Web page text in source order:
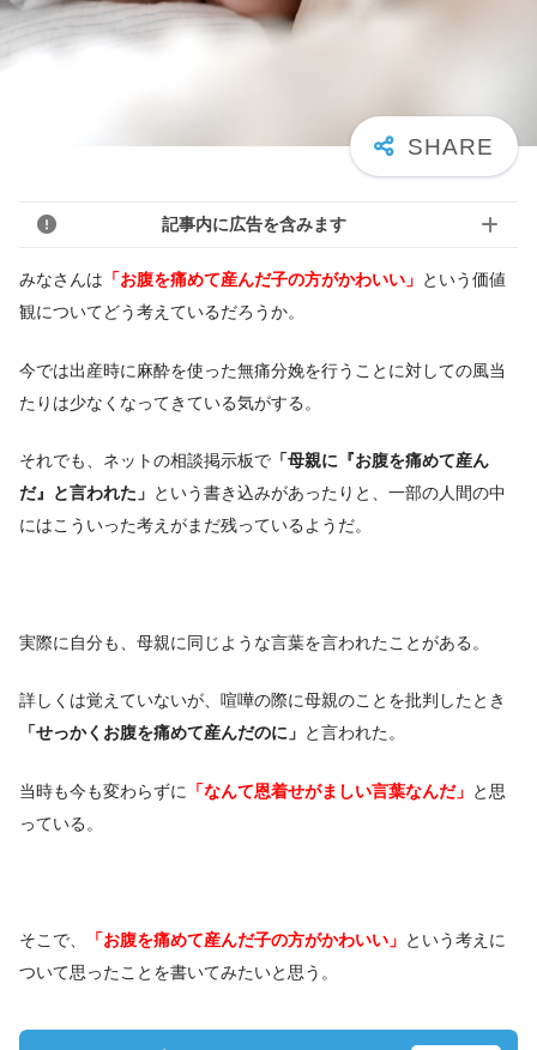
記事内に広告を含みます
みなさんは 「お腹を痛めて産んだ子の方がかわいい」 という価値
観についてどう考えているだろうか。
今では出産時に麻酔を使った無痛分娩を行うことに対しての風当
たりは少なくなってきている気がする。
それでも、ネットの相談掲示板で 「母親に『お腹を痛めて産ん
だ』と言われた」 という書き込みがあったりと、一部の人間の中
にはこういった考えがまだ残っているようだ。
実際に自分も、母親に同じような言葉を言われたことがある。
詳しくは覚えていないが、喧嘩の際に母親のことを批判したとき
「せっかくお腹を痛めて産んだのに」 と言われた。
当時も今も変わらずに 「なんて恩着せがましい言葉なんだ」 と思
っている。
そこで、 「お腹を痛めて産んだ子の方がかわいい」 という考えに
ついて思ったことを書いてみたいと思う。